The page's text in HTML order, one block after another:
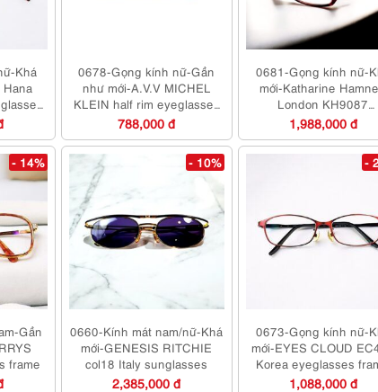
Khá
0678-Gọng kính nữ-Gần
như mới-A.V.V MICHEL
KLEIN half rim eyeglasses
frame
788,000 đ
0681-Gọng kính nữ-
mới-Katharine
London KH9087
eyeglasses frame
1,988,000 đ
- 14%
Gần
frame
- 10%
0660-Kính mát nam/nữ-Khá
mới-GENESIS RITCHIE
col18 Italy sunglasses
2,385,000 đ
-
0673-Gọng kính nữ-
mới-EYES CLOUD
Korea eyeglasses
1,088,000 đ